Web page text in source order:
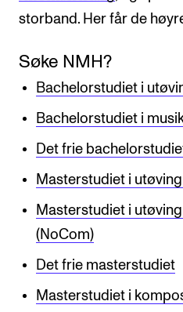
storband. Her får de
Søke NMH?
Bachelorstudiet i
Bachelorstudiet i
Det frie
Masterstudiet i
Masterstudiet i
(NoCom)
Det frie masterstudiet
Masterstudiet i